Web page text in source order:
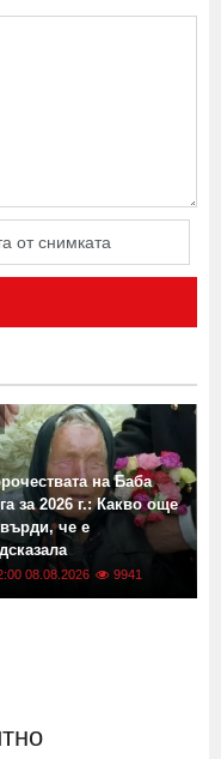
на Баба
за 2026 г.: Какво още
че е
08.08.2026 9941